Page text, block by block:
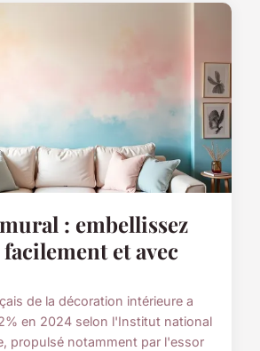
: embellissez
et avec
de la décoration intérieure a
en 2024 selon l'Institut national
propulsé notamment par l'essor